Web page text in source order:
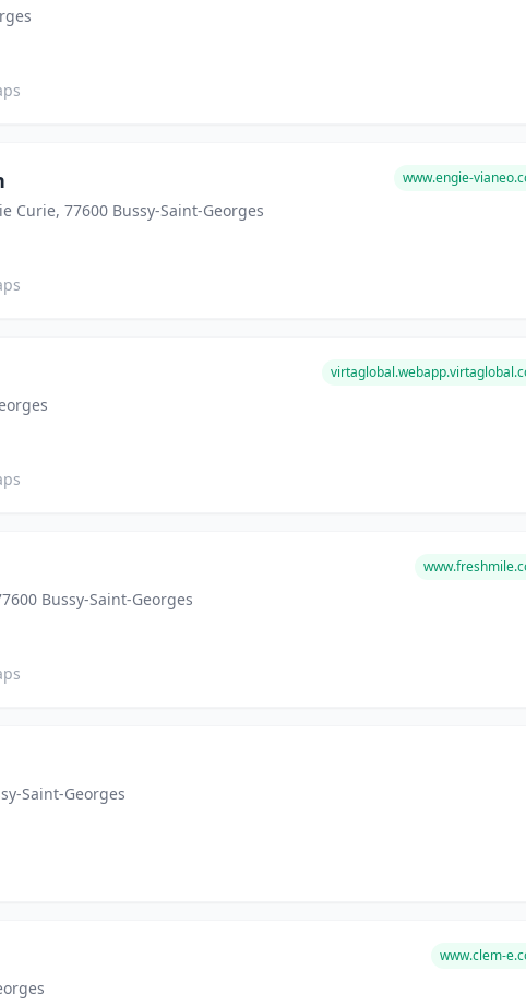
Curie, 77600 Bussy-Saint-Georges
www.engie-
Bussy-Saint-Georges
Saint-Georges
www.clem-